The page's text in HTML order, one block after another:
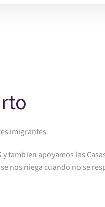
imigrantes
tambien apoyamos las
nos niega cuando no se